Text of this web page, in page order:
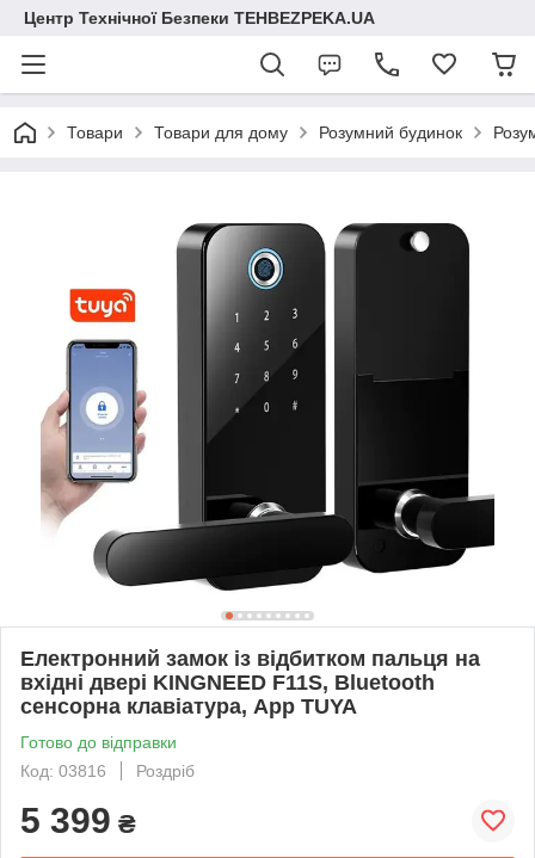
Центр Технічної Безпеки TEHBEZPEKA.UA
Товари Товари для дому Розумний будинок
Електронний замок із відбитком пальця на
вхідні двері KINGNEED F11S, Bluetooth
сенсорна клавіатура, App TUYA
Готово до відправки
Код: 03816
Роздріб
5 399 ₴